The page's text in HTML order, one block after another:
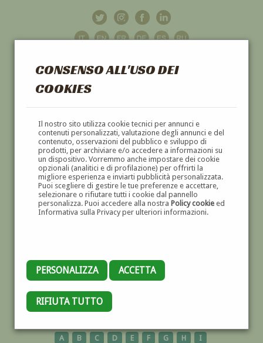
CONSENSO ALL'USO DEI
COOKIES
Il nostro sito utilizza cookie tecnici per annunci e
contenuti personalizzati, valutazione degli annunci e del
contenuto, osservazioni del pubblico e sviluppo di
prodotti, per archiviare e/o accedere a informazioni su
un dispositivo. Vorremmo anche impostare dei cookie
opzionali (analitici e di profilazione) per offrirti la
migliore esperienza e inviarti pubblicità personalizzata.
Puoi scegliere di gestire le tue preferenze e accettare,
selezionare o rifiutare tutti i cookie dal pannello
personalizza. Puoi accedere alla nostra Policy cookieed
Informativa sulla Privacy per ulteriori informazioni.
PERSONALIZZA ACCETTA
RIFIUTA TUTTO
GALLERIAD'ARTE
DIPINTI E SCULTURE '800 E '900
UCRAINA
A B C D E F G H I